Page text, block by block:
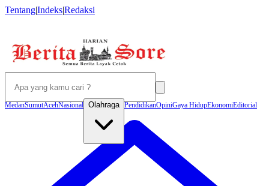
Tentang|Indeks|Redaksi
MedanSumutAcehNasional Olahraga PendidikanOpiniGaya HidupEkonomiEditorial